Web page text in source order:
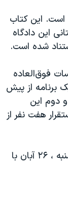
است. این کتاب
این دادگاه
شده است.
فوق‌العاده
برنامه از پیش
دوم این
هفت نفر از
جلسه بعدی دادگاه حمید نوری روز چهارشنبه ، ۲۶ آبان با